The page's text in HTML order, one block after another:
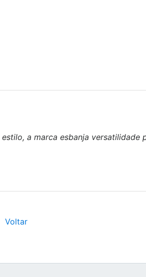
a marca esbanja versatilidade
Voltar